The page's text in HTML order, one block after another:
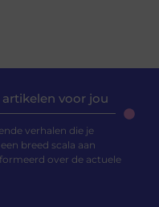
voor jou
verhalen die je
breed scala aan
over de actuele